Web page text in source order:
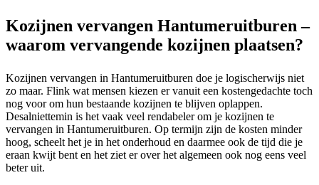
Kozijnen vervangen Hantumeruitburen –
waarom vervangende kozijnen plaatsen?
Kozijnen vervangen in Hantumeruitburen doe je logischerwijs niet
zo maar. Flink wat mensen kiezen er vanuit een kostengedachte toch
nog voor om hun bestaande kozijnen te blijven oplappen.
Desalniettemin is het vaak veel rendabeler om je kozijnen te
vervangen in Hantumeruitburen. Op termijn zijn de kosten minder
hoog, scheelt het je in het onderhoud en daarmee ook de tijd die je
eraan kwijt bent en het ziet er over het algemeen ook nog eens veel
beter uit.